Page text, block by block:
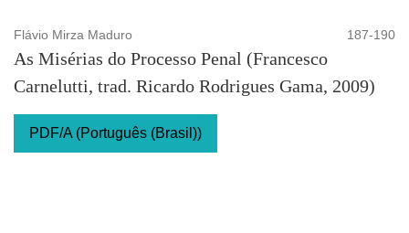
Flávio Mirza Maduro 187-190
As Misérias do Processo Penal (Francesco
Carnelutti, trad. Ricardo Rodrigues Gama, 2009)
PDF/A (Português (Brasil))